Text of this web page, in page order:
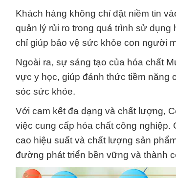
Khách hàng không chỉ đặt niềm tin
quản lý rủi ro trong quá trình sử
chỉ giúp bảo vệ sức khỏe con người
Ngoài ra, sự sáng tạo của hóa chất
vực y học, giúp đánh thức tiềm năng
sóc sức khỏe.
Với cam kết đa dạng và chất lượng,
việc cung cấp hóa chất công nghiệp.
cao hiệu suất và chất lượng sản
đường phát triển bền vững và thành